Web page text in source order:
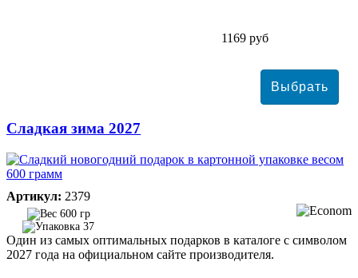
1169 руб
Сладкая зима 2027
Артикул: 2379
600 гр
37
Один из самых оптимальных подарков в каталоге с символом
2027 года на официальном сайте производителя.